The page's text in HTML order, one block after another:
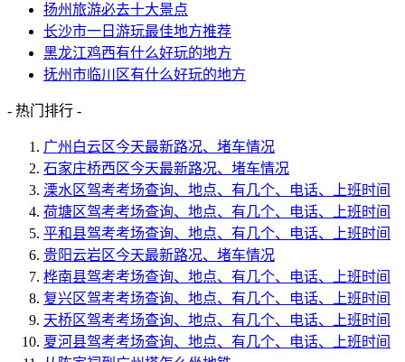
扬州旅游必去十大景点
长沙市一日游玩最佳地方推荐
黑龙江鸡西有什么好玩的地方
抚州市临川区有什么好玩的地方
- 热门排行 -
广州白云区今天最新路况、堵车情况
石家庄桥西区今天最新路况、堵车情况
溧水区驾考考场查询、地点、有几个、电话、上班时间
荷塘区驾考考场查询、地点、有几个、电话、上班时间
平和县驾考考场查询、地点、有几个、电话、上班时间
贵阳云岩区今天最新路况、堵车情况
桦南县驾考考场查询、地点、有几个、电话、上班时间
复兴区驾考考场查询、地点、有几个、电话、上班时间
天桥区驾考考场查询、地点、有几个、电话、上班时间
夏河县驾考考场查询、地点、有几个、电话、上班时间